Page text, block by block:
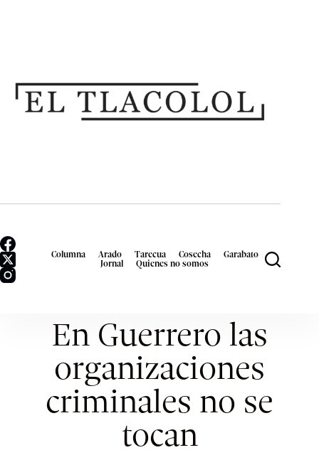
Columna Arado Tarecua Cosecha
Garabato
Jornal
Quienes no somos
En Guerrero las
organizaciones
criminales no se
tocan